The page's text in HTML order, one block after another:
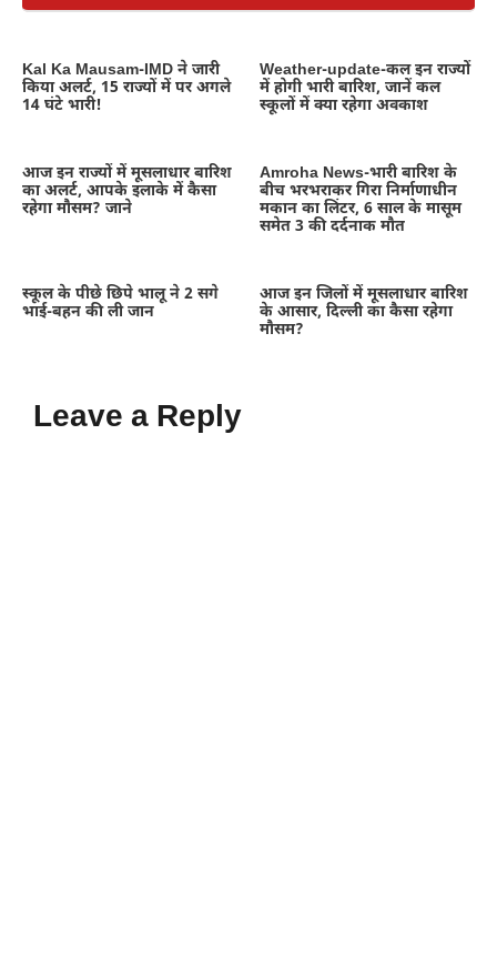
Kal Ka Mausam-IMD ने जारी
किया अलर्ट, 15 राज्यों में पर अगले
14 घंटे भारी!
Weather-update-कल इन राज्यों
में होगी भारी बारिश, जानें कल
स्कूलों में क्या रहेगा अवकाश
आज इन राज्यों में मूसलाधार बारिश
का अलर्ट, आपके इलाके में कैसा
रहेगा मौसम? जाने
Amroha News-भारी बारिश के
बीच भरभराकर गिरा निर्माणाधीन
मकान का लिंटर, 6 साल के मासूम
समेत 3 की दर्दनाक मौत
स्कूल के पीछे छिपे भालू ने 2 सगे
भाई-बहन की ली जान
आज इन जिलों में मूसलाधार बारिश
के आसार, दिल्ली का कैसा रहेगा
मौसम?
Leave a Reply